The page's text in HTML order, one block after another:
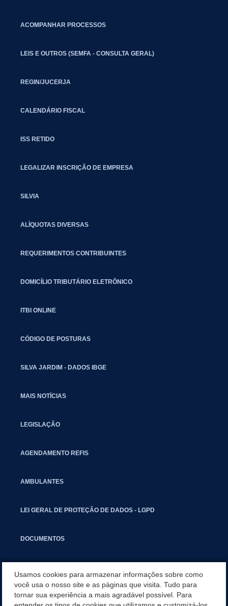
ACOMPANHAR PROCESSOS
LEIS E OUTROS (SEMFA - CONSULTA GERAL)
REGIN/JUCERJA
CALENDÁRIO FISCAL
ISS RETIDO
LEGALIZAR INSCRIÇÃO DE EMPRESA
SILVIA
ALÍQUOTAS DIVERSAS
REQUERIMENTOS CONTRIBUINTES
DOMICÍLIO TRIBUTÁRIO ELETRÔNICO
ITBI ONLINE
CÓDIGO DE POSTURAS
SILVA JARDIM - DADOS IBGE
MAIS NOTÍCIAS
LEGISLAÇÃO
AGENDAMENTO REFIS
AMBULANTES
LEI GERAL DE PROTEÇÃO DE DADOS - LGPD
DOCUMENTOS
COMITÊ GESTOR MUNICIPAL
Usamos cookies para armazenar informações sobre como
você usa o nosso site e as páginas que visita. Tudo para
tornar sua experiência a mais agradável possível. Para